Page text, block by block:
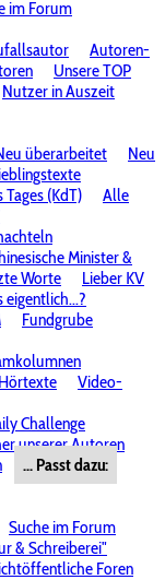
im Forum
Autoren-
Unsere TOP
Nutzer in Auszeit
überarbeitet
Neu
(KdT)
Alle
Minister &
Worte
Lieber KV
Fundgrube
Hörtexte
Video-
Challenge
unserer Autoren
... Passt dazu:
Suche im Forum
& Schreiberei"
Foren